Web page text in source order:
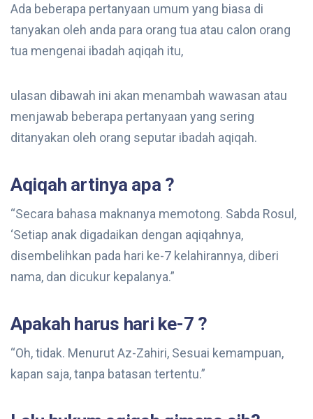
Ada beberapa pertanyaan umum yang biasa di
tanyakan oleh anda para orang tua atau calon orang
tua mengenai ibadah aqiqah itu,
ulasan dibawah ini akan menambah wawasan atau
menjawab beberapa pertanyaan yang sering
ditanyakan oleh orang seputar ibadah aqiqah.
Aqiqah artinya apa ?
“Secara bahasa maknanya memotong. Sabda Rosul,
‘Setiap anak digadaikan dengan aqiqahnya,
disembelihkan pada hari ke-7 kelahirannya, diberi
nama, dan dicukur kepalanya.”
Apakah harus hari ke-7 ?
“Oh, tidak. Menurut Az-Zahiri, Sesuai kemampuan,
kapan saja, tanpa batasan tertentu.”